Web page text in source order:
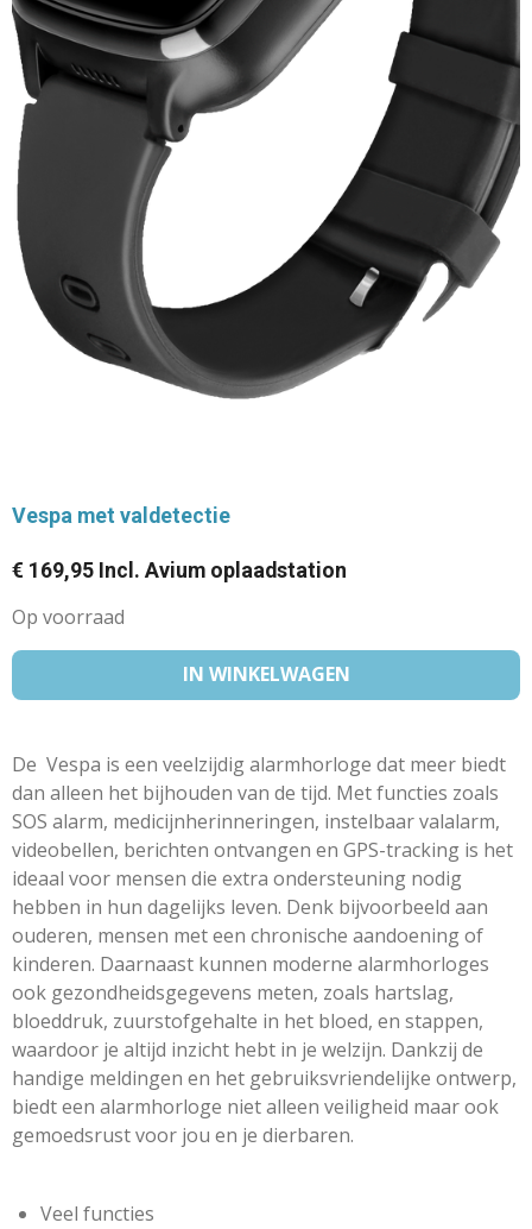
Vespa met valdetectie
€ 169,95 Incl. Avium oplaadstation
Op voorraad
IN WINKELWAGEN
De Vespa is een veelzijdig alarmhorloge dat meer biedt
dan alleen het bijhouden van de tijd. Met functies zoals
SOS alarm, medicijnherinneringen, instelbaar valalarm,
videobellen, berichten ontvangen en GPS-tracking is het
ideaal voor mensen die extra ondersteuning nodig
hebben in hun dagelijks leven. Denk bijvoorbeeld aan
ouderen, mensen met een chronische aandoening of
kinderen. Daarnaast kunnen moderne alarmhorloges
ook gezondheidsgegevens meten, zoals hartslag,
bloeddruk, zuurstofgehalte in het bloed, en stappen,
waardoor je altijd inzicht hebt in je welzijn. Dankzij de
handige meldingen en het gebruiksvriendelijke ontwerp,
biedt een alarmhorloge niet alleen veiligheid maar ook
gemoedsrust voor jou en je dierbaren.
Veel functies